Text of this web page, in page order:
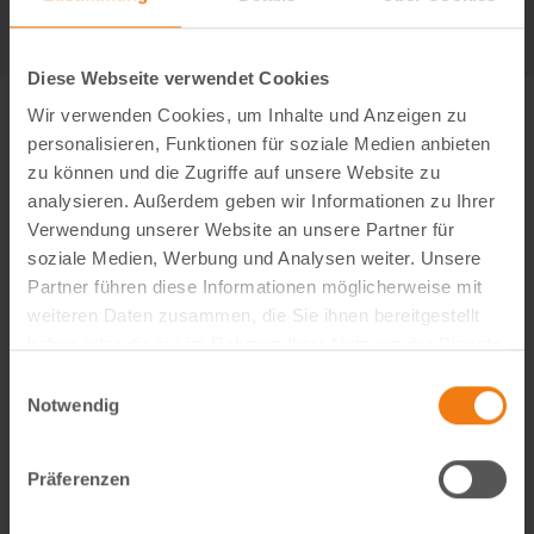
Diese Webseite verwendet Cookies
Wir verwenden Cookies, um Inhalte und Anzeigen zu
personalisieren, Funktionen für soziale Medien anbieten
zu können und die Zugriffe auf unsere Website zu
analysieren. Außerdem geben wir Informationen zu Ihrer
Verwendung unserer Website an unsere Partner für
soziale Medien, Werbung und Analysen weiter. Unsere
Partner führen diese Informationen möglicherweise mit
weiteren Daten zusammen, die Sie ihnen bereitgestellt
Notwendig
Präferenzen
Visual Content Creator (m/w/d) – E-Commerce
Werde Teil von Lemodo360! Als Visual Content Creator
gestaltest du verkaufsstarke Amazon- und E-Commerce-